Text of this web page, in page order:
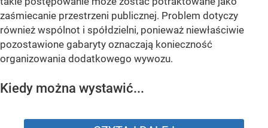
zaśmiecanie przestrzeni publicznej. Problem dotyczy
również wspólnot i spółdzielni, ponieważ niewłaściwie
pozostawione gabaryty oznaczają konieczność
organizowania dodatkowego wywozu.
Kiedy można wystawić...